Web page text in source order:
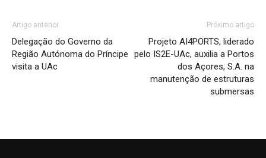
Artigo anterior
Delegação do Governo da
Região Autónoma do Príncipe
visita a UAc
Próximo artigo
Projeto AI4PORTS, liderado
pelo IS2E-UAc, auxilia a Portos
dos Açores, S.A. na
manutenção de estruturas
submersas